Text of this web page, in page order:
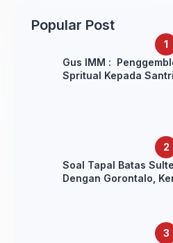
Popular Post
Gus IMM :
Spritual Kepada
Soal Tapal Batas
Dengan Gorontalo,